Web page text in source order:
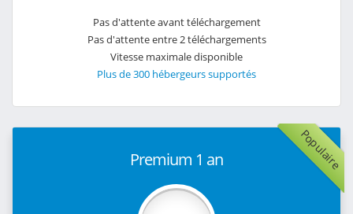
Pas d'attente avant téléchargement
Pas d'attente entre 2 téléchargements
Vitesse maximale disponible
Plus de 300 hébergeurs supportés
Populaire
Premium 1 an